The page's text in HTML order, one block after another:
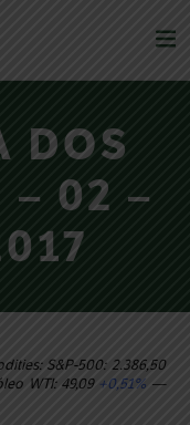
DOS
– 02 –
S&P-500: 2.386,50
WTI: 49,09 +0,51% —